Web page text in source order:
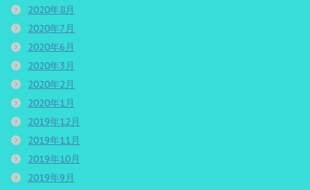
2020年8月
2020年7月
2020年6月
2020年3月
2020年2月
2020年1月
2019年12月
2019年11月
2019年10月
2019年9月